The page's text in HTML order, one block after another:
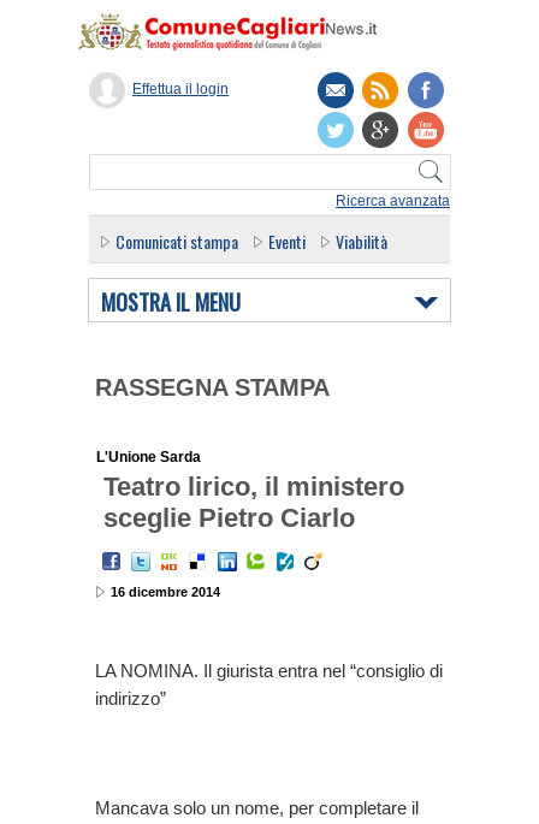
Ricerca avanzata
Effettua il login
Comunicati stampa Eventi Viabilità
MOSTRA IL MENU
RASSEGNA STAMPA
L'Unione Sarda
Teatro lirico, il ministero
sceglie Pietro Ciarlo
16 dicembre 2014
LA NOMINA. Il giurista entra nel “consiglio di
indirizzo”
Mancava solo un nome, per completare il